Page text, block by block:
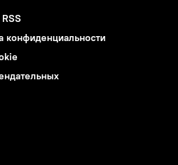
RSS
конфиденциальности